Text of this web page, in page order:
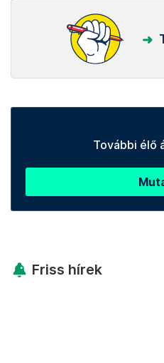
További élő
Friss hírek